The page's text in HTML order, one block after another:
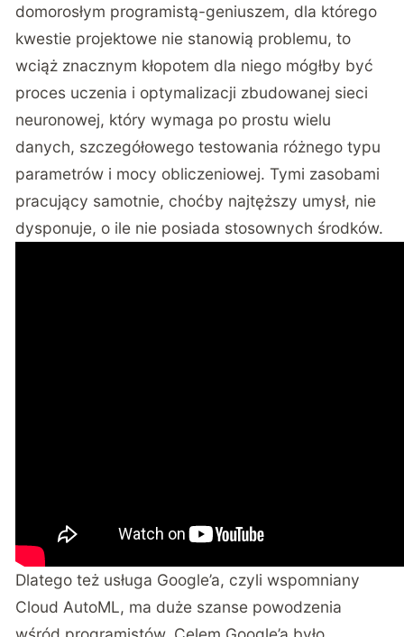
domorosłym programistą-geniuszem, dla którego
kwestie projektowe nie stanowią problemu, to
wciąż znacznym kłopotem dla niego mógłby być
proces uczenia i optymalizacji zbudowanej sieci
neuronowej, który wymaga po prostu wielu
danych, szczegółowego testowania różnego typu
parametrów i mocy obliczeniowej. Tymi zasobami
pracujący samotnie, choćby najtęższy umysł, nie
dysponuje, o ile nie posiada stosownych środków.
Dlatego też usługa Google’a, czyli wspomniany
Cloud AutoML, ma duże szanse powodzenia